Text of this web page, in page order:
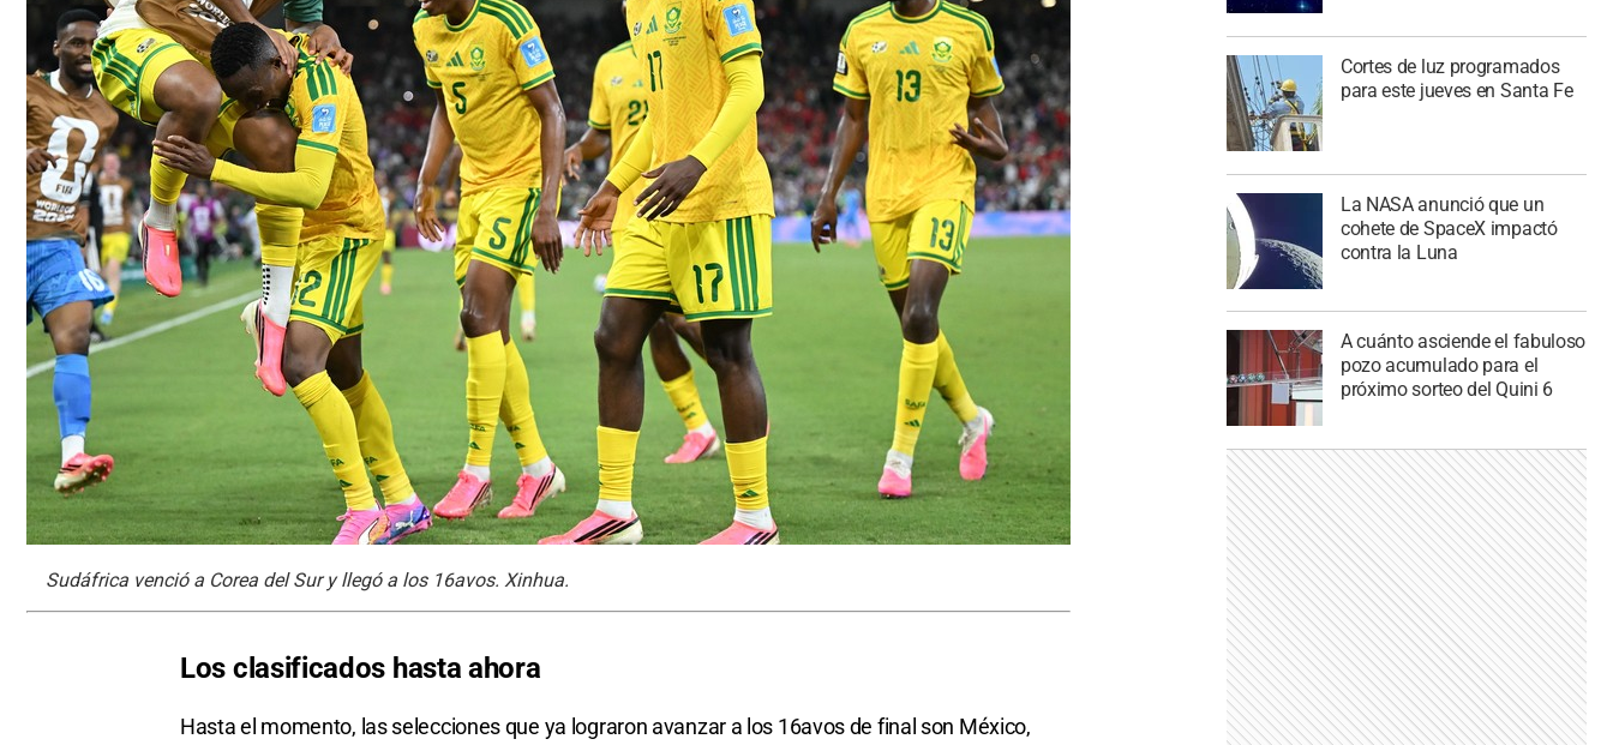
Sudáfrica venció a Corea del Sur y llegó a los 16avos. Xinhua.
Los clasificados hasta ahora
Hasta el momento, las selecciones que ya lograron avanzar a los 16avos de final son México,
Cortes de luz programados
para este jueves en Santa Fe
La NASA anunció que un
cohete de SpaceX impactó
contra la Luna
A cuánto asciende el fabuloso
pozo acumulado para el
próximo sorteo del Quini 6